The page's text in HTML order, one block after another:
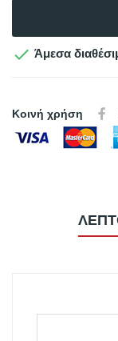
 Άμεσα
Κοινή χρήση